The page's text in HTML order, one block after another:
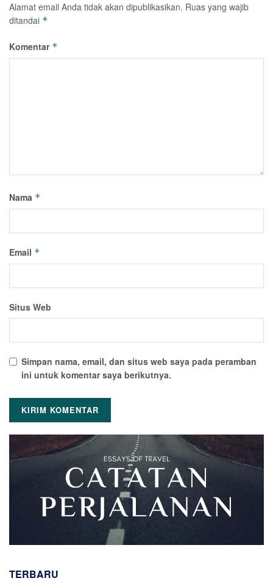
Alamat email Anda tidak akan dipublikasikan. Ruas yang wajib
ditandai *
Komentar *
Nama *
Email *
Situs Web
Simpan nama, email, dan situs web saya pada peramban
ini untuk komentar saya berikutnya.
TERBARU